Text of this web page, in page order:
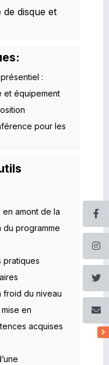
de disque et
:
et équipement
pour les
amont de la
du programme
pratiques
froid du niveau
en
acquises